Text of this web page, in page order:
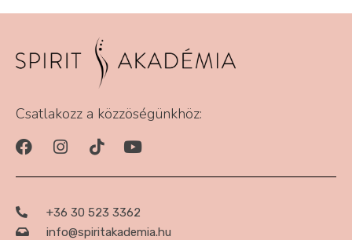
Csatlakozz a közzöségünkhöz:
+36 30 523 3362
info@spiritakademia.hu